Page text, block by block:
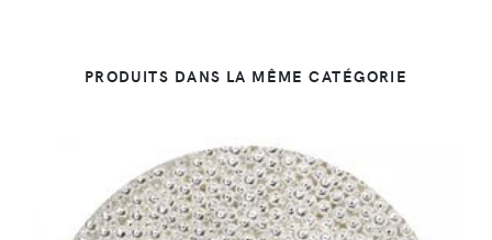
PRODUITS DANS LA MÊME CATÉGORIE